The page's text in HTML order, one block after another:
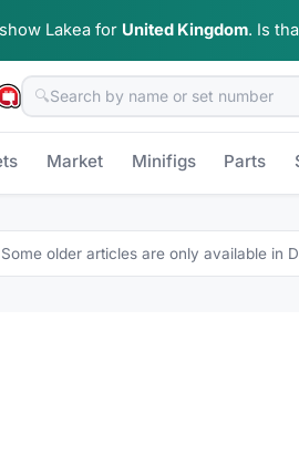
Lakea for United Kingdom. Is
🔍
Market Minifigs Parts
Some older articles are only available in